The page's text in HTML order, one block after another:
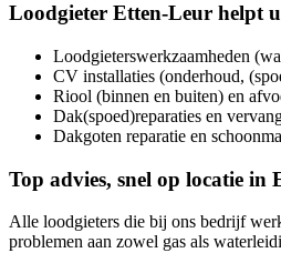
Loodgieter Etten-Leur helpt
Loodgieterswerkzaamheden
CV installaties (onderhoud,
Riool (binnen en buiten) en
Dak(spoed)reparaties en
Dakgoten reparatie en
Top advies, snel op locatie in
Alle loodgieters die bij ons bedrijf
problemen aan zowel gas als